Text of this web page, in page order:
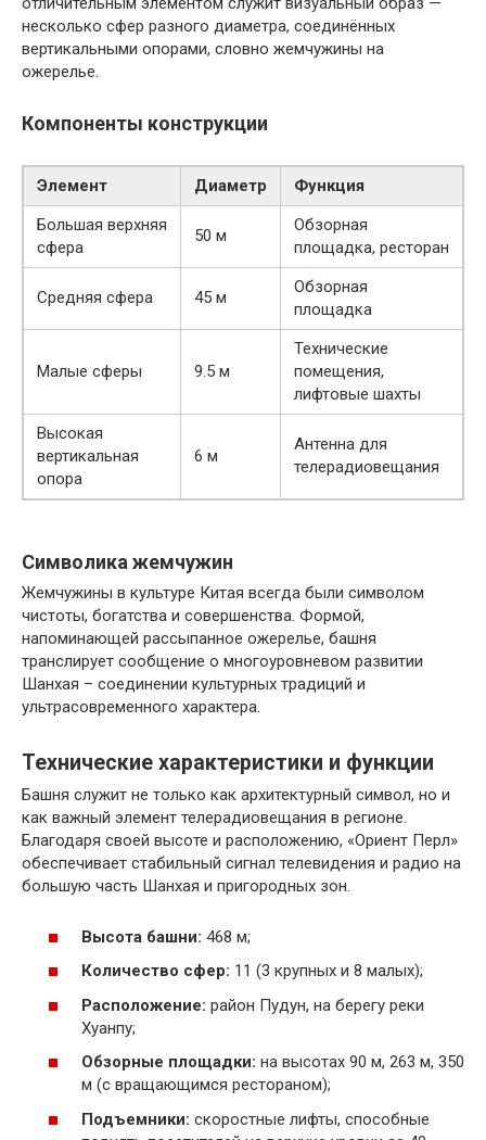
несколько сфер разного диаметра, соединённых
вертикальными опорами, словно жемчужины на
ожерелье.
Компоненты конструкции
Элемент Диаметр
Функция
Большая верхняя
сфера
50 м
Обзорная
площадка, ресторан
Средняя сфера 45 м
Обзорная
площадка
Малые сферы 9.5 м
Технические
помещения,
лифтовые шахты
Высокая
вертикальная
опора
6 м
Антенна для
телерадиовещания
Символика жемчужин
Жемчужины в культуре Китая всегда были символом
чистоты, богатства и совершенства. Формой,
напоминающей рассыпанное ожерелье, башня
транслирует сообщение о многоуровневом развитии
Шанхая – соединении культурных традиций и
ультрасовременного характера.
Технические характеристики и функции
Башня служит не только как архитектурный символ, но и
как важный элемент телерадиовещания в регионе.
Благодаря своей высоте и расположению, «Ориент Перл»
обеспечивает стабильный сигнал телевидения и радио на
большую часть Шанхая и пригородных зон.
Высота башни: 468 м;
Количество сфер: 11 (3 крупных и 8 малых);
Расположение: район Пудун, на берегу реки
Хуанпу;
Обзорные площадки: на высотах 90 м, 263 м, 350
м (с вращающимся рестораном);
Подъемники: скоростные лифты, способные